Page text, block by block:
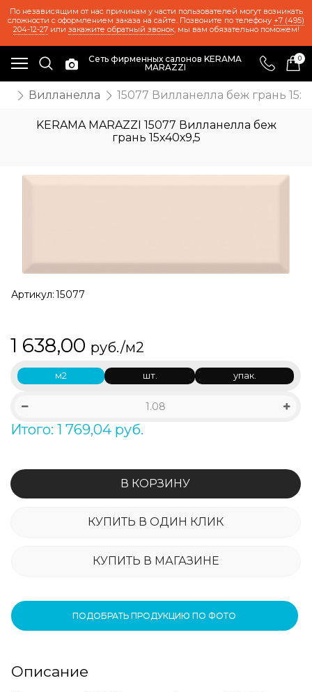
По независящим от нас причинам у части пользователей могут возникать
сложности с оформлением заказа на сайте. Позвоните по телефону +7 (495)
204-12-27или закажите обратный звонок, мы вам обязательно поможем!
Сеть фирменных салонов KERAMA
MARAZZI
0
Вилланелла 15077 Вилланелла беж грань
KERAMA MARAZZI 15077 Вилланелла беж
грань 15х40х9,5
Артикул: 15077
1 638,00 руб./м2
м2 шт. упак.
Итого: 1 769,04 руб.
В КОРЗИНУ
КУПИТЬ В ОДИН КЛИК
КУПИТЬ В МАГАЗИНЕ
ПОДОБРАТЬ ПРОДУКЦИЮ ПО ФОТО
Описание